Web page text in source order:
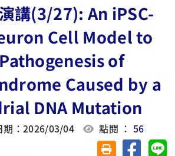
講(3/27): An iPSC-
Cell Model to
of
Caused by a
DNA Mutation
期：2026/03/04 點閱 ：56
友善列印(另開視
分享至